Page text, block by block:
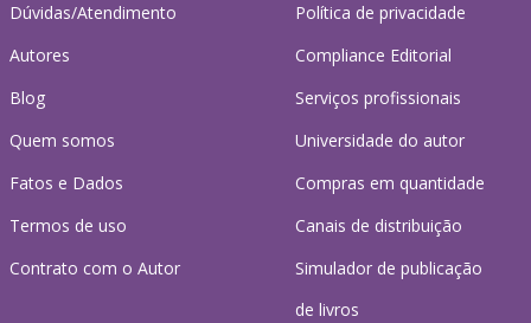
Dúvidas/Atendimento
Autores
Blog
Quem somos
Fatos e Dados
Termos de uso
Contrato com o Autor
Política de privacidade
Compliance Editorial
Serviços profissionais
Universidade do autor
Compras em quantidade
Canais de distribuição
Simulador de publicação
de livros